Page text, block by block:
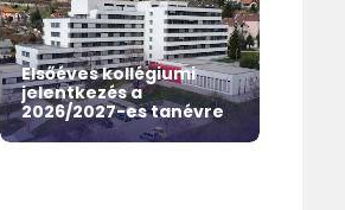
Elsőéves kollégiumi
jelentkezés a
2026/2027-es tanévre